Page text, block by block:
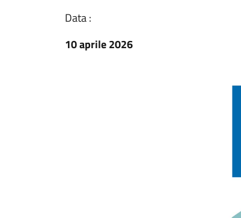
Data :
10 aprile 2026